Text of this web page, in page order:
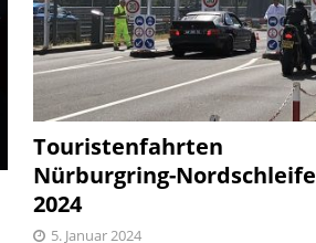
Touristenfahrten
Nürburgring-Nordschleife
2024
5. Januar 2024